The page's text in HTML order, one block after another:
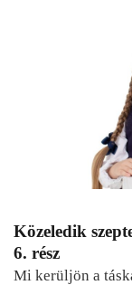
Közeledik
6. rész
Mi kerüljön a